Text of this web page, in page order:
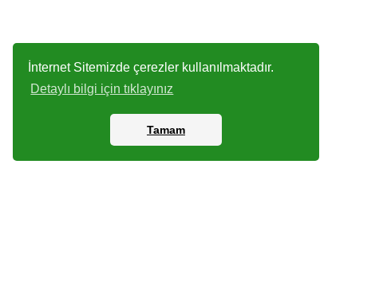
İnternet Sitemizde çerezler kullanılmaktadır.
Detaylı bilgi için tıklayınız
Tamam